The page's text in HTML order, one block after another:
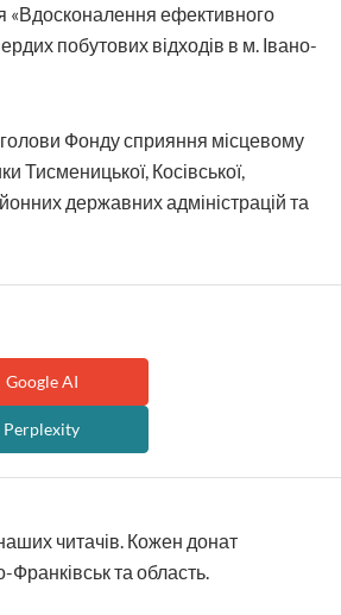
«Вдосконалення ефективного
побутових відходів в м. Івано-
Фонду сприяння місцевому
Тисменицької, Косівської,
державних адміністрацій та
Google AI
Perplexity
читачів. Кожен донат
та область.